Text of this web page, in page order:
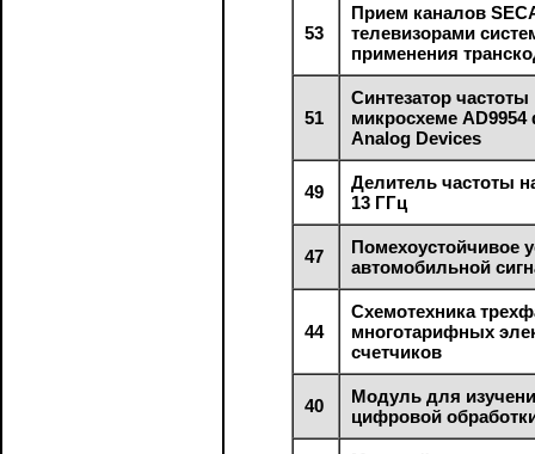
53
Прием каналов
телевизорами
применения
51
Синтезатор частоты
микросхеме
Analog Devices
49
Делитель частоты
13 ГГц
47
Помехоустойчивое
автомобильной
44
Схемотехника
многотарифных
счетчиков
40
Модуль для
цифровой